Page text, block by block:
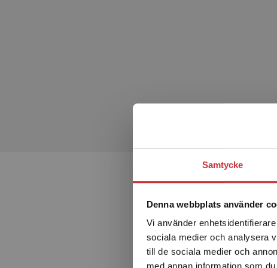
Samtycke
Denna webbplats använder
Vi använder
sociala medier och analysera
till de sociala medier och
med annan information som